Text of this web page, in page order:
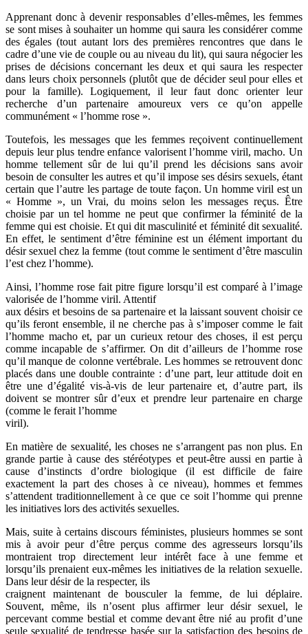
Apprenant donc à devenir responsables d’elles-mêmes, les femmes
se sont mises à souhaiter un homme qui saura les considérer comme
des égales (tout autant lors des premières rencontres que dans le
cadre d’une vie de couple ou au niveau du lit), qui saura négocier les
prises de décisions concernant les deux et qui saura les respecter
dans leurs choix personnels (plutôt que de décider seul pour elles et
pour la famille). Logiquement, il leur faut donc orienter leur
recherche d’un partenaire amoureux vers ce qu’on appelle
communément « l’homme rose ».
Toutefois, les messages que les femmes reçoivent continuellement
depuis leur plus tendre enfance valorisent l’homme viril, macho. Un
homme tellement sûr de lui qu’il prend les décisions sans avoir
besoin de consulter les autres et qu’il impose ses désirs sexuels, étant
certain que l’autre les partage de toute façon. Un homme viril est un
« Homme », un Vrai, du moins selon les messages reçus. Être
choisie par un tel homme ne peut que confirmer la féminité de la
femme qui est choisie. Et qui dit masculinité et féminité dit sexualité.
En effet, le sentiment d’être féminine est un élément important du
désir sexuel chez la femme (tout comme le sentiment d’être masculin
l’est chez l’homme).
Ainsi, l’homme rose fait pitre figure lorsqu’il est comparé à l’image
valorisée de l’homme viril. Attentif
aux désirs et besoins de sa partenaire et la laissant souvent choisir ce
qu’ils feront ensemble, il ne cherche pas à s’imposer comme le fait
l’homme macho et, par un curieux retour des choses, il est perçu
comme incapable de s’affirmer. On dit d’ailleurs de l’homme rose
qu’il manque de colonne vertébrale. Les hommes se retrouvent donc
placés dans une double contrainte : d’une part, leur attitude doit en
être une d’égalité vis-à-vis de leur partenaire et, d’autre part, ils
doivent se montrer sûr d’eux et prendre leur partenaire en charge
(comme le ferait l’homme
viril).
En matière de sexualité, les choses ne s’arrangent pas non plus. En
grande partie à cause des stéréotypes et peut-être aussi en partie à
cause d’instincts d’ordre biologique (il est difficile de faire
exactement la part des choses à ce niveau), hommes et femmes
s’attendent traditionnellement à ce que ce soit l’homme qui prenne
les initiatives lors des activités sexuelles.
Mais, suite à certains discours féministes, plusieurs hommes se sont
mis à avoir peur d’être perçus comme des agresseurs lorsqu’ils
montraient trop directement leur intérêt face à une femme et
lorsqu’ils prenaient eux-mêmes les initiatives de la relation sexuelle.
Dans leur désir de la respecter, ils
craignent maintenant de bousculer la femme, de lui déplaire.
Souvent, même, ils n’osent plus affirmer leur désir sexuel, le
percevant comme bestial et comme devant être nié au profit d’une
seule sexualité de tendresse basée sur la satisfaction des besoins de